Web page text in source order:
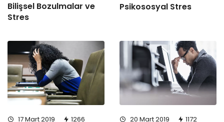
Bilişsel Bozulmalar ve
Stres
Psikososyal Stres
17 Mart 2019 1266 20 Mart 2019 1172